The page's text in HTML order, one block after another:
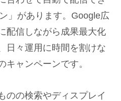
」があります。Google広
配信しながら成果最大化
日々運用に時間を割けな
キャンペーンです。
のの検索やディスプレイ